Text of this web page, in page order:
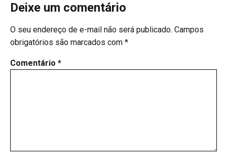
Deixe um comentário
O seu endereço de e-mail não será publicado. Campos
obrigatórios são marcados com *
Comentário *